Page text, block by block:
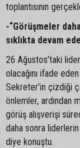
toplantısının
-“Görüşmeler
sıklıkta devam
26 Ağustos’taki
olacağını ifade
Sekreter’in çizdiği
önlemler, ardından
görüş alışverişi
daha sonra
diye konuştu.